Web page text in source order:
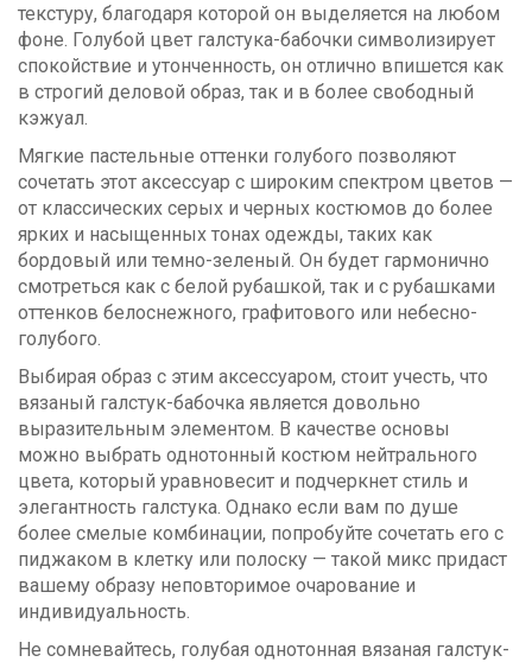
текстуру, благодаря которой он выделяется на любом
фоне. Голубой цвет галстука-бабочки символизирует
спокойствие и утонченность, он отлично впишется как
в строгий деловой образ, так и в более свободный
кэжуал.
Мягкие пастельные оттенки голубого позволяют
сочетать этот аксессуар с широким спектром цветов —
от классических серых и черных костюмов до более
ярких и насыщенных тонах одежды, таких как
бордовый или темно-зеленый. Он будет гармонично
смотреться как с белой рубашкой, так и с рубашками
оттенков белоснежного, графитового или небесно-
голубого.
Выбирая образ с этим аксессуаром, стоит учесть, что
вязаный галстук-бабочка является довольно
выразительным элементом. В качестве основы
можно выбрать однотонный костюм нейтрального
цвета, который уравновесит и подчеркнет стиль и
элегантность галстука. Однако если вам по душе
более смелые комбинации, попробуйте сочетать его с
пиджаком в клетку или полоску — такой микс придаст
вашему образу неповторимое очарование и
индивидуальность.
Не сомневайтесь, голубая однотонная вязаная галстук-